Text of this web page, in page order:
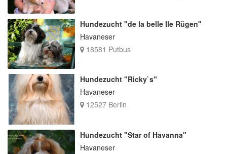
Hundezucht "de la belle Ile Rügen"
Havaneser
18581 Putbus
Hundezucht "Ricky`s"
Havaneser
12527 Berlin
Hundezucht "Star of Havanna"
Havaneser